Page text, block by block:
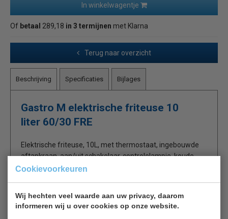
Cookievoorkeuren
Wij hechten veel waarde aan uw privacy, daarom
informeren wij u over cookies op onze website.
In winkelwagentje
Of betaal 289,18 in 3 termijnen met Klarna
Terug naar overzicht
Beschrijving Specificaties Bijlages
Gastro M elektrische friteuse 10
liter 60/30 FRE
Elektrische friteuse, 10L, met thermostaat, ingebouwde
aftapkraan, aan/uit schakelaar, controlelampje, koude
zone en kruimelvanger. Eenvoudig te reinigen. Opklapbaar
RVS behuizing